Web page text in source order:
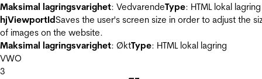
Maksimal lagringsvarighet: VedvarendeType: HTML lokal lagring
hjViewportIdSaves the user's screen size in order to adjust the
of images on the website.
Maksimal lagringsvarighet: ØktType: HTML lokal lagring
VWO
3